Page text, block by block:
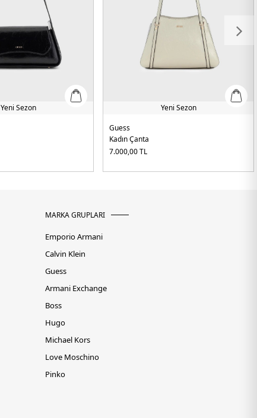
Yeni Sezon
Yeni Sezon
Guess
Kadın Çanta
7.000,00TL
MARKA GRUPLARI
Emporio Armani
Calvin Klein
Guess
Armani Exchange
Boss
Hugo
Michael Kors
Love Moschino
Pinko